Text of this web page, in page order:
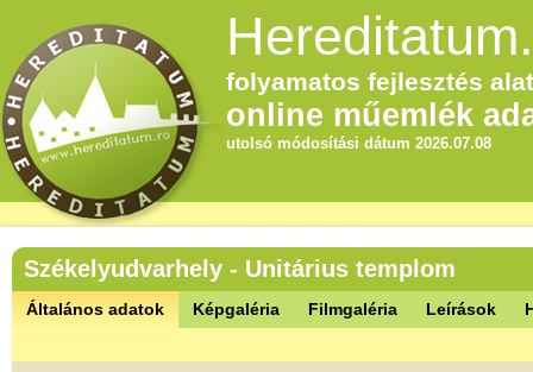
folyamatos fejlesztés
online műemlék
utolsó módosítási dátum 2026.07.08
Székelyudvarhely - Unitárius templom
Általános adatok Képgaléria Filmgaléria Leírások